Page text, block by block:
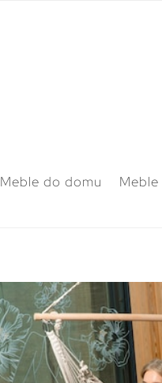
Meble do domu